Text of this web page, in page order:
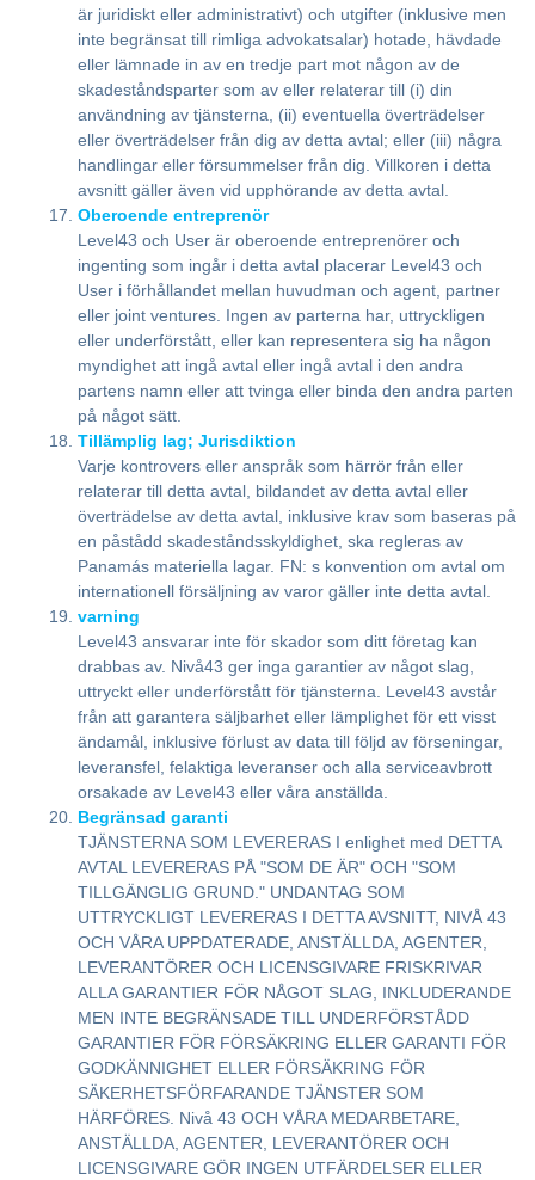
är juridiskt eller administrativt) och utgifter (inklusive men
inte begränsat till rimliga advokatsalar) hotade, hävdade
eller lämnade in av en tredje part mot någon av de
skadeståndsparter som av eller relaterar till (i) din
användning av tjänsterna, (ii) eventuella överträdelser
eller överträdelser från dig av detta avtal; eller (iii) några
handlingar eller försummelser från dig. Villkoren i detta
avsnitt gäller även vid upphörande av detta avtal.
Oberoende entreprenör
Level43 och User är oberoende entreprenörer och
ingenting som ingår i detta avtal placerar Level43 och
User i förhållandet mellan huvudman och agent, partner
eller joint ventures. Ingen av parterna har, uttryckligen
eller underförstått, eller kan representera sig ha någon
myndighet att ingå avtal eller ingå avtal i den andra
partens namn eller att tvinga eller binda den andra parten
på något sätt.
Tillämplig lag; Jurisdiktion
Varje kontrovers eller anspråk som härrör från eller
relaterar till detta avtal, bildandet av detta avtal eller
överträdelse av detta avtal, inklusive krav som baseras på
en påstådd skadeståndsskyldighet, ska regleras av
Panamás materiella lagar. FN: s konvention om avtal om
internationell försäljning av varor gäller inte detta avtal.
varning
Level43 ansvarar inte för skador som ditt företag kan
drabbas av. Nivå43 ger inga garantier av något slag,
uttryckt eller underförstått för tjänsterna. Level43 avstår
från att garantera säljbarhet eller lämplighet för ett visst
ändamål, inklusive förlust av data till följd av förseningar,
leveransfel, felaktiga leveranser och alla serviceavbrott
orsakade av Level43 eller våra anställda.
Begränsad garanti
TJÄNSTERNA SOM LEVERERAS I enlighet med DETTA
AVTAL LEVERERAS PÅ "SOM DE ÄR" OCH "SOM
TILLGÄNGLIG GRUND." UNDANTAG SOM
UTTRYCKLIGT LEVERERAS I DETTA AVSNITT, NIVÅ 43
OCH VÅRA UPPDATERADE, ANSTÄLLDA, AGENTER,
LEVERANTÖRER OCH LICENSGIVARE FRISKRIVAR
ALLA GARANTIER FÖR NÅGOT SLAG, INKLUDERANDE
MEN INTE BEGRÄNSADE TILL UNDERFÖRSTÅDD
GARANTIER FÖR FÖRSÄKRING ELLER GARANTI FÖR
GODKÄNNIGHET ELLER FÖRSÄKRING FÖR
SÄKERHETSFÖRFARANDE TJÄNSTER SOM
HÄRFÖRES. Nivå 43 OCH VÅRA MEDARBETARE,
ANSTÄLLDA, AGENTER, LEVERANTÖRER OCH
LICENSGIVARE GÖR INGEN UTFÄRDELSER ELLER